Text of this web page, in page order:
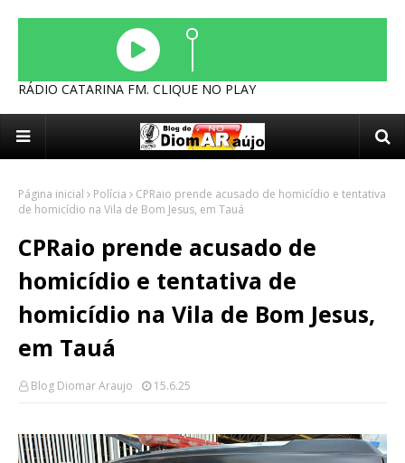
RÁDIO CATARINA FM. CLIQUE NO PLAY
Página inicial Polícia
CPRaio prende acusado de homicídio e tentativa
de homicídio na Vila de Bom Jesus, em Tauá
CPRaio prende acusado de
homicídio e tentativa de
homicídio na Vila de Bom Jesus,
em Tauá
Blog Diomar Araujo 15.6.25